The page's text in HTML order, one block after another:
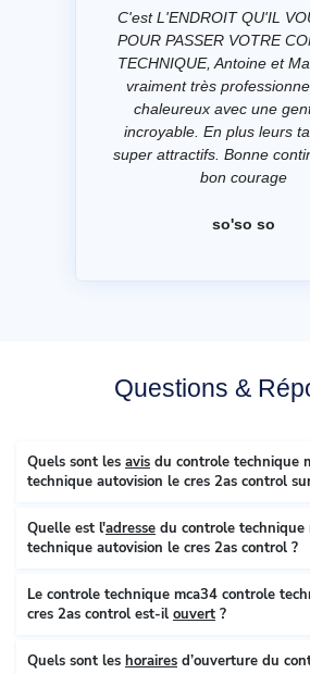
C'est L'ENDROIT QU'IL
POUR PASSER VOTRE
TECHNIQUE, Antoine et
vraiment très
chaleureux avec une
incroyable. En plus leurs
super attractifs. Bonne
bon courage
so'so so
Questions &
Quels sont les avis du controle technique
technique autovision le cres
Quelle est l'adresse du controle technique
technique autovision le cres 2as control ?
Le controle technique mca34 controle
cres 2as control est-il ouvert ?
Quels sont les horaires d’ouverture du